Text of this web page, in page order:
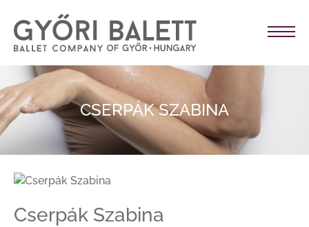
CSERPÁK SZABINA
Cserpák Szabina